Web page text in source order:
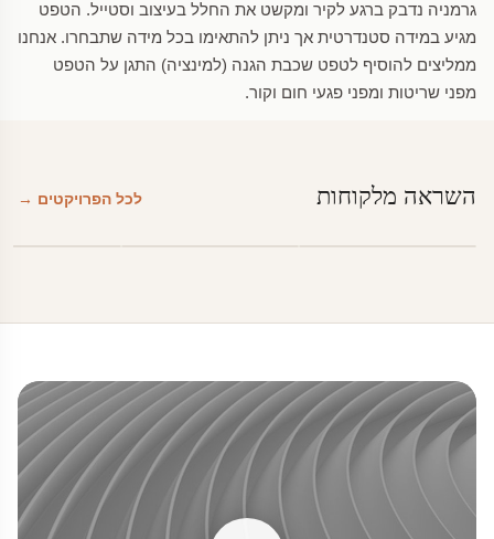
גרמניה נדבק ברגע לקיר ומקשט את החלל בעיצוב וסטייל. הטפט
מגיע במידה סטנדרטית אך ניתן להתאימו בכל מידה שתבחרו. אנחנו
ממליצים להוסיף לטפט שכבת הגנה (למינציה) התגן על הטפט
מפני שריטות ומפני פגעי חום וקור.
השראה מלקוחות לכל הפרויקטים →